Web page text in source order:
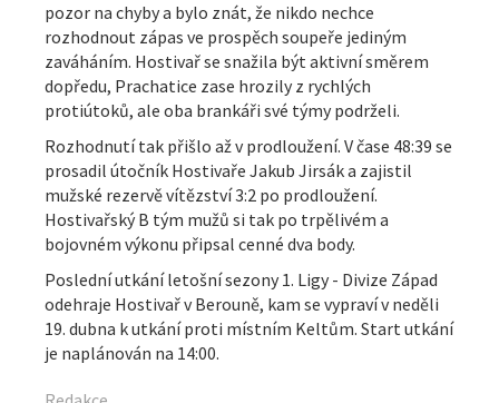
pozor na chyby a bylo znát, že nikdo nechce
rozhodnout zápas ve prospěch soupeře jediným
zaváháním. Hostivař se snažila být aktivní směrem
dopředu, Prachatice zase hrozily z rychlých
protiútoků, ale oba brankáři své týmy podrželi.
Rozhodnutí tak přišlo až v prodloužení. V čase 48:39 se
prosadil útočník Hostivaře Jakub Jirsák a zajistil
mužské rezervě vítězství 3:2 po prodloužení.
Hostivařský B tým mužů si tak po trpělivém a
bojovném výkonu připsal cenné dva body.
Poslední utkání letošní sezony 1. Ligy - Divize Západ
odehraje Hostivař v Berouně, kam se vypraví v neděli
19. dubna k utkání proti místním Keltům. Start utkání
je naplánován na 14:00.